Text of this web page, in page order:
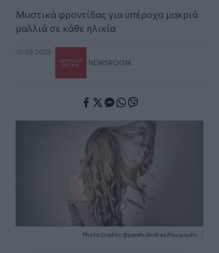
Μυστικά φροντίδας για υπέροχα μακριά
μαλλιά σε κάθε ηλικία
10.09.2025
NEWSROOM
Photo Credits: @pexels/Andrea Piacquadio